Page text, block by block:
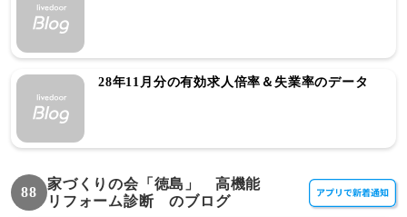
28年11月分の有効求人倍率＆失業率のデータ
88
家づくりの会「徳島」 高機能
リフォーム診断 のブログ